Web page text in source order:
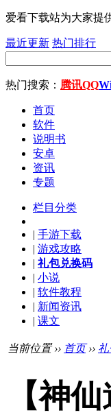
爱看下载站为大家提
最近更新 热门排行
热门搜索： 腾讯QQ
首页
软件
说明书
安卓
资讯
专题
栏目分类
| 手游下载
| 游戏攻略
| 礼包兑换码
| 小说
| 软件教程
| 新闻资讯
| 课文
当前位置 ›› 首页››
【神